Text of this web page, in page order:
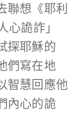
聯想《耶利
詭詐」
探耶穌的
們寫在地
智慧回應他
內心的詭